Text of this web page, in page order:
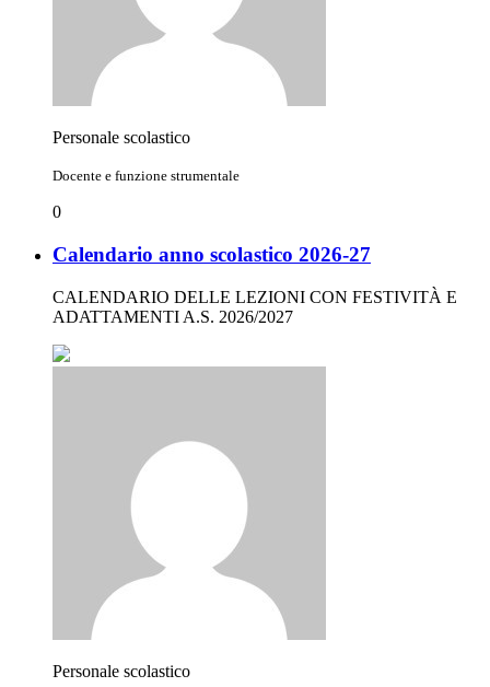
Personale scolastico
Docente e funzione strumentale
0
Calendario anno scolastico 2026-27
CALENDARIO DELLE LEZIONI CON FESTIVITÀ E
ADATTAMENTI A.S. 2026/2027
Personale scolastico